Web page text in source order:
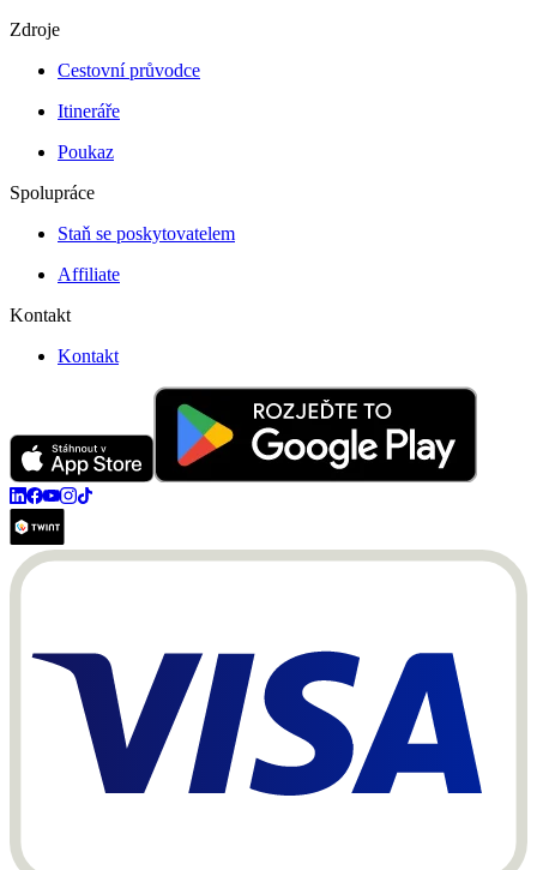
Zdroje
Cestovní průvodce
Itineráře
Poukaz
Spolupráce
Staň se poskytovatelem
Affiliate
Kontakt
Kontakt